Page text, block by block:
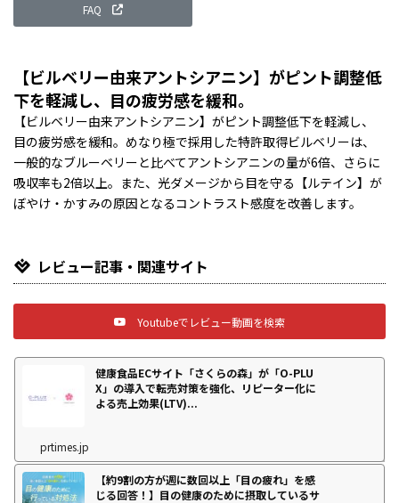
FAQ
【ビルベリー由来アントシアニン】がピント調整低
下を軽減し、目の疲労感を緩和。
【ビルベリー由来アントシアニン】がピント調整低下を軽減し、
目の疲労感を緩和。めなり極で採用した特許取得ビルベリーは、
一般的なブルーベリーと比べてアントシアニンの量が6倍、さらに
吸収率も2倍以上。また、光ダメージから目を守る【ルテイン】が
ぼやけ・かすみの原因となるコントラスト感度を改善します。
レビュー記事・関連サイト
Youtubeでレビュー動画を検索
健康食品ECサイト「さくらの森」が「O-PLU
X」の導入で転売対策を強化、リピーター化に
よる売上効果(LTV)...
prtimes.jp
【約9割の方が週に数回以上「目の疲れ」を感
じる回答！】目の健康のために摂取しているサ